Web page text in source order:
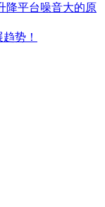
降平台噪音大的原
势！